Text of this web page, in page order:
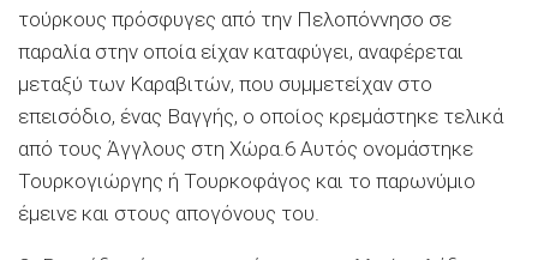
τούρκους πρόσφυγες από την Πελοπόννησο σε
παραλία στην οποία είχαν καταφύγει, αναφέρεται
μεταξύ των Καραβιτών, που συμμετείχαν στο
επεισόδιο, ένας Βαγγής, ο οποίος κρεμάστηκε τελικά
από τους Άγγλους στη Χώρα.6 Αυτός ονομάστηκε
Τουρκογιώργης ή Τουρκοφάγος και το παρωνύμιο
έμεινε και στους απογόνους του.